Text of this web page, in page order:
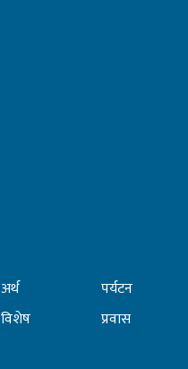
अर्थ
विशेष
पर्यटन
प्रवास